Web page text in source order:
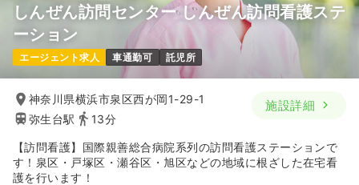
しんぜん訪問センター しんぜん訪問看護ステ
ーション
エージェント求人 車通勤可 託児所
神奈川県横浜市泉区西が岡1-29-1
弥生台駅
13分
施設詳細
【訪問看護】国際親善総合病院系列の訪問看護ステーションで
す！泉区・戸塚区・瀬谷区・旭区などの地域に根ざした在宅看
護を行います！